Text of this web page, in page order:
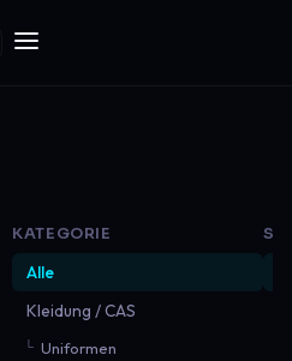
KATEGORIE
Alle
Kleidung / CAS
Uniformen